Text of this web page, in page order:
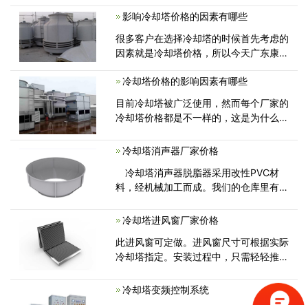
影响冷却塔价格的因素有哪些
很多客户在选择冷却塔的时候首先考虑的
因素就是冷却塔价格，所以今天广东康明
冷却塔价格的影响因素有哪些
目前冷却塔被广泛使用，然而每个厂家的
冷却塔价格都是不一样的，这是为什么
冷却塔消声器厂家价格
冷却塔消声器脱脂器采用改性PVC材
料，经机械加工而成。我们的仓库里有10
冷却塔进风窗厂家价格
此进风窗可定做。进风窗尺寸可根据实际
冷却塔指定。安装过程中，只需轻轻推入
冷却塔变频控制系统